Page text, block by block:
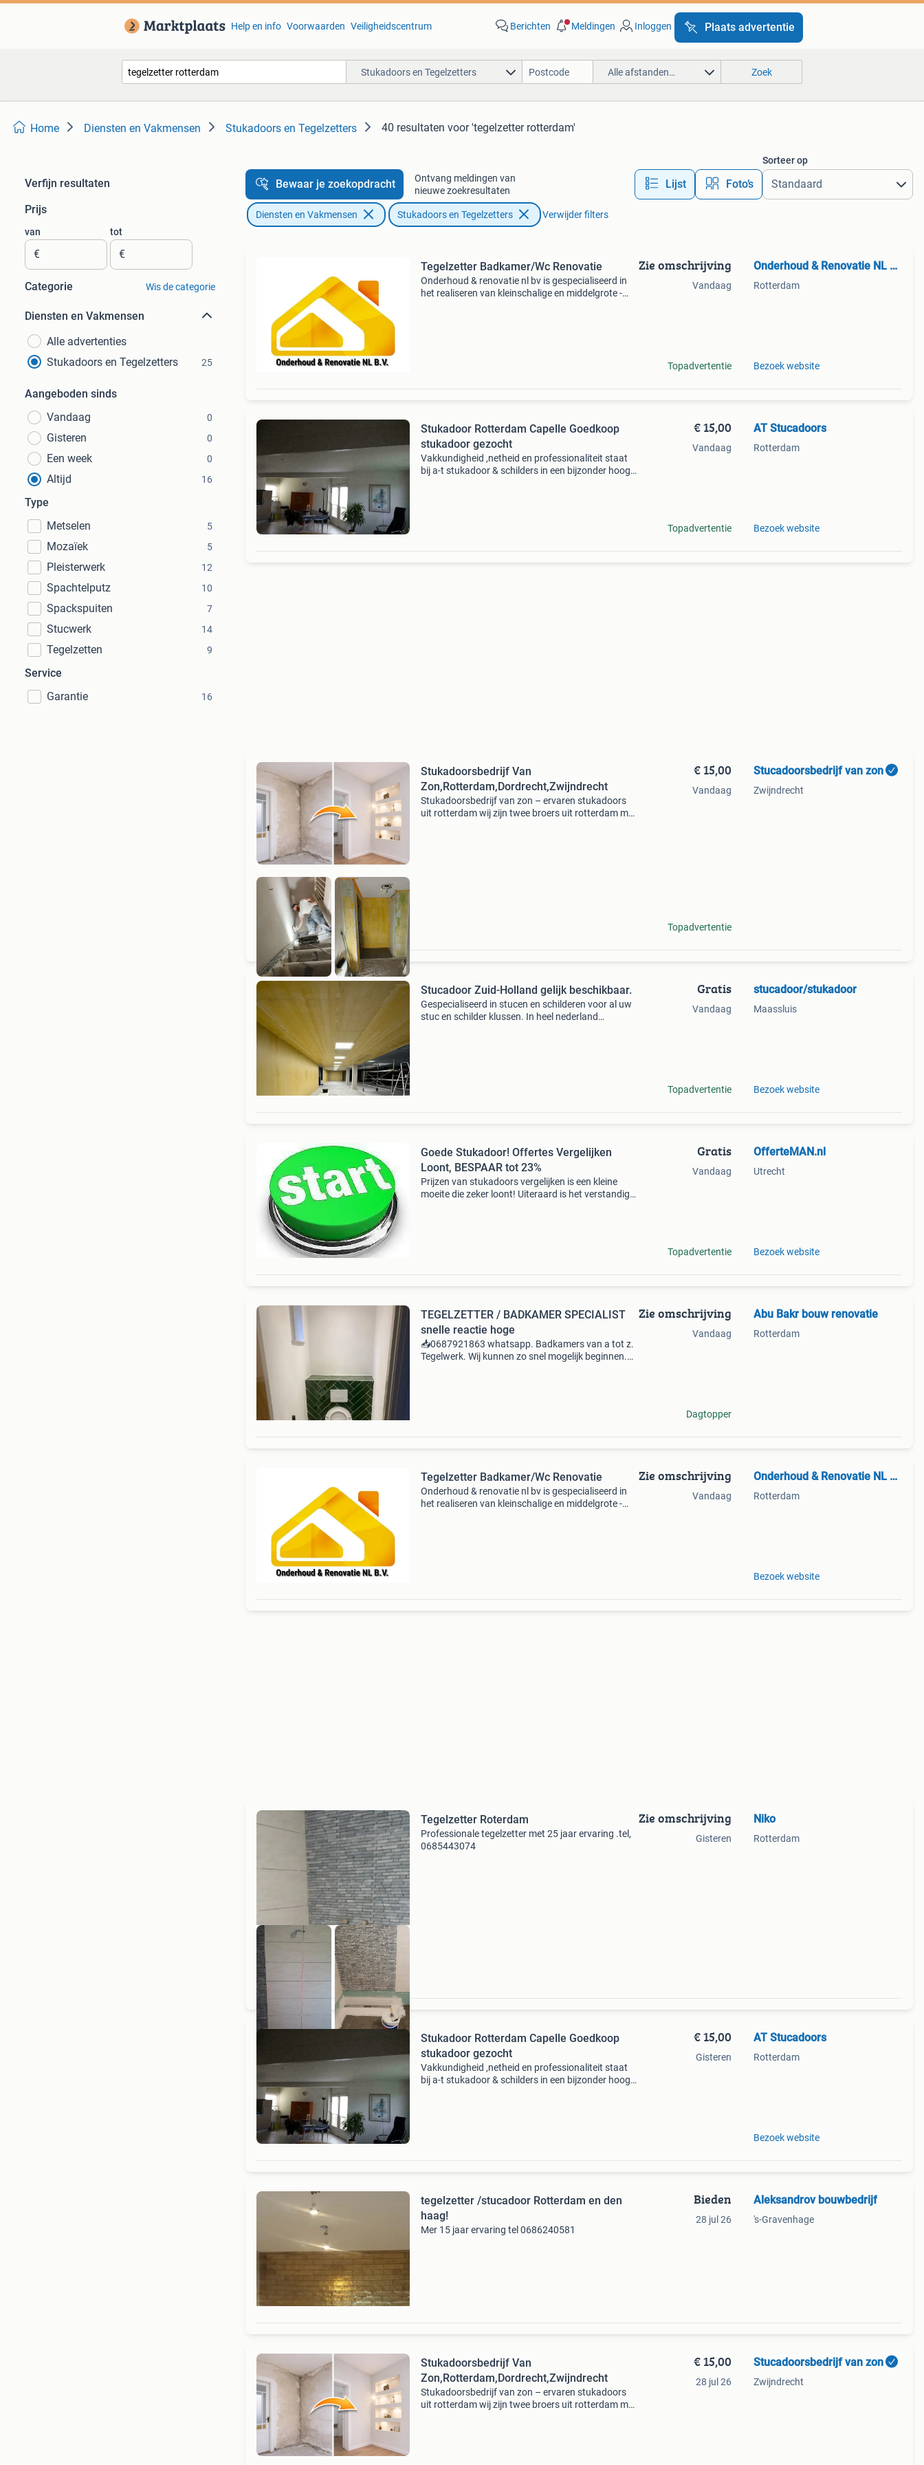
Help en info Voorwaarden Veiligheidscentrum Berichten Meldingen Inloggen Plaats advertentie
Stukadoors en Tegelzetters Alle afstanden… Zoek
Home Diensten en Vakmensen Stukadoors en Tegelzetters 40 resultaten voor 'tegelzetter rotterdam'
Verfijn resultaten
Prijs
van
€
tot
€
Categorie Wis de categorie
Diensten en Vakmensen
Alle advertenties
Stukadoors en Tegelzetters
25
Aangeboden sinds
Vandaag
0
Gisteren 0
Een week 0
Altijd 16
Type
Metselen
5
Mozaïek 5
Pleisterwerk 12
Spachtelputz 10
Spackspuiten 7
Stucwerk 14
Tegelzetten 9
Service
Garantie
16
Bewaar je zoekopdracht
Ontvang meldingen van
nieuwe zoekresultaten
Lijst Foto’s
Sorteer op
Diensten en Vakmensen Stukadoors en Tegelzetters Verwijder filters
Tegelzetter Badkamer/Wc Renovatie
Onderhoud & renovatie nl bv is gespecialiseerd in
het realiseren van kleinschalige en middelgrote -
Zie omschrijving
Vandaag
Topadvertentie
Onderhoud & Renovatie NL BV
Rotterdam
Bezoek website
Stukadoor Rotterdam Capelle Goedkoop
stukadoor gezocht
Vakkundigheid ,netheid en professionaliteit staat
bij a-t stukadoor & schilders in een bijzonder hoog
€ 15,00
Vandaag
Topadvertentie
AT Stucadoors
Rotterdam
Bezoek website
Stukadoorsbedrijf Van
Zon,Rotterdam,Dordrecht,Zwijndrecht
Stukadoorsbedrijf van zon – ervaren stukadoors
uit rotterdam wij zijn twee broers uit rotterdam met
€ 15,00
Vandaag
Topadvertentie
Stucadoorsbedrijf van zon
Zwijndrecht
Stucadoor Zuid-Holland gelijk beschikbaar.
Gespecialiseerd in stucen en schilderen voor al uw
stuc en schilder klussen. In heel nederland
Gratis
Vandaag
Topadvertentie
stucadoor/stukadoor
Maassluis
Bezoek website
Goede Stukadoor! Offertes Vergelijken
Loont, BESPAAR tot 23%
Prijzen van stukadoors vergelijken is een kleine
moeite die zeker loont! Uiteraard is het verstandig
Gratis
Vandaag
Topadvertentie
OfferteMAN.nl
Utrecht
Bezoek website
TEGELZETTER / BADKAMER SPECIALIST ️
snelle reactie hoge
📥0687921863 whatsapp. Badkamers van a tot z.
Tegelwerk. Wij kunnen zo snel mogelijk beginnen.
Zie omschrijving
Vandaag
Dagtopper
Abu Bakr bouw renovatie
Rotterdam
Tegelzetter Badkamer/Wc Renovatie
Onderhoud & renovatie nl bv is gespecialiseerd in
het realiseren van kleinschalige en middelgrote -
Zie omschrijving
Vandaag
Onderhoud & Renovatie NL BV
Rotterdam
Bezoek website
Tegelzetter Roterdam
Professionale tegelzetter met 25 jaar ervaring .tel,
0685443074
Zie omschrijving
Gisteren
Niko
Rotterdam
Stukadoor Rotterdam Capelle Goedkoop
stukadoor gezocht
Vakkundigheid ,netheid en professionaliteit staat
bij a-t stukadoor & schilders in een bijzonder hoog
€ 15,00
Gisteren
AT Stucadoors
Rotterdam
Bezoek website
tegelzetter /stucadoor Rotterdam en den
haag!
Mer 15 jaar ervaring tel 0686240581
Bieden
28 jul 26
Aleksandrov bouwbedrijf
's-Gravenhage
Stukadoorsbedrijf Van
Zon,Rotterdam,Dordrecht,Zwijndrecht
Stukadoorsbedrijf van zon – ervaren stukadoors
uit rotterdam wij zijn twee broers uit rotterdam met
€ 15,00
28 jul 26
Stucadoorsbedrijf van zon
Zwijndrecht